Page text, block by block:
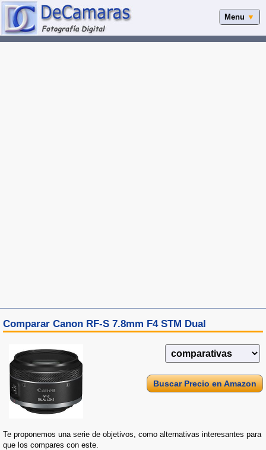
Menu ▼
Comparar Canon RF-S 7.8mm F4 STM Dual
Buscar Precio en Amazon
Te proponemos una serie de objetivos, como alternativas interesantes para
que los compares con este.